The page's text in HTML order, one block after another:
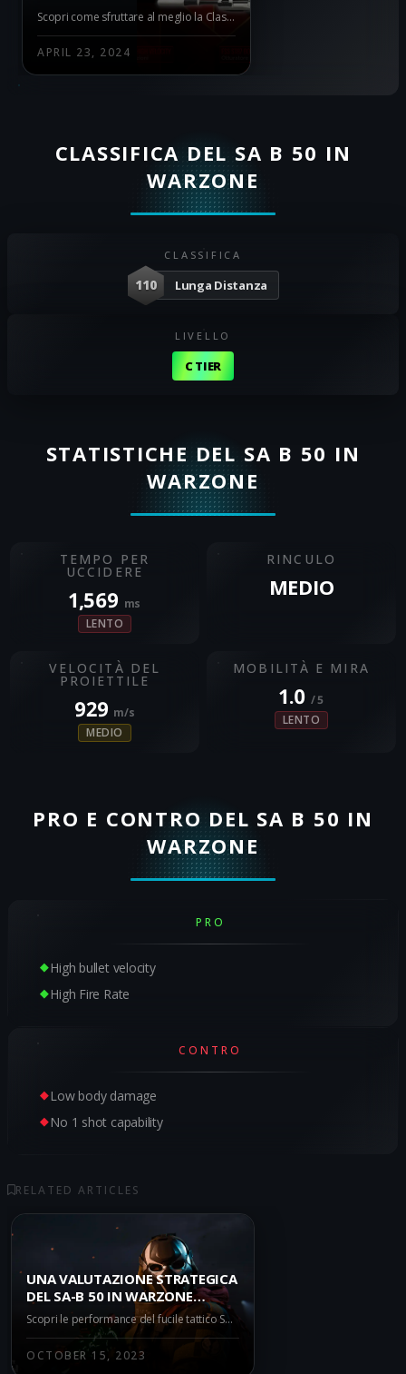
CLASSE SUPREMA
Scopri come sfruttare al meglio la Classe SA-B 50 nel Battle Royale di Warzone. Questa guida dettagliata ti mostra quali accessori usare, i vantaggi e gli svantaggi, e come ottimizzare la tua strategia di gioco per dominare Urzikstan.
APRIL 23, 2024
CLASSIFICA DEL SA B 50 IN
WARZONE
CLASSIFICA
110 Lunga Distanza
LIVELLO
C TIER
STATISTICHE DEL SA B 50 IN
WARZONE
TEMPO PER
UCCIDERE
1,569 ms
LENTO
RINCULO
MEDIO
VELOCITÀ DEL
PROIETTILE
929 m/s
MEDIO
MOBILITÀ E MIRA
1.0 / 5
LENTO
PRO E CONTRO DEL SA B 50 IN
WARZONE
PRO
High bullet velocity
High Fire Rate
CONTRO
Low body damage
No 1 shot capability
RELATED ARTICLES
UNA VALUTAZIONE STRATEGICA
DEL SA-B 50 IN WARZONE
BATTLE ROYALE: PRO E CONTRO
Scopri le performance del fucile tattico SA-B 50 in Warzone Battle Royale. Analizziamo i pro e i contro di questa arma nella meta attuale del gioco.
OCTOBER 15, 2023